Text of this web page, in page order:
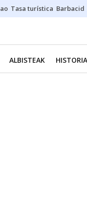
Tasa turística Barbacid
ALBISTEAK